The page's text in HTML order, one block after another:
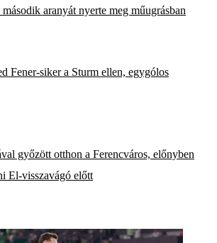
aranyát nyerte meg műugrásban
Fener-siker a Sturm ellen, egygólos
győzött otthon a Ferencváros, előnyben
El-visszavágó előtt